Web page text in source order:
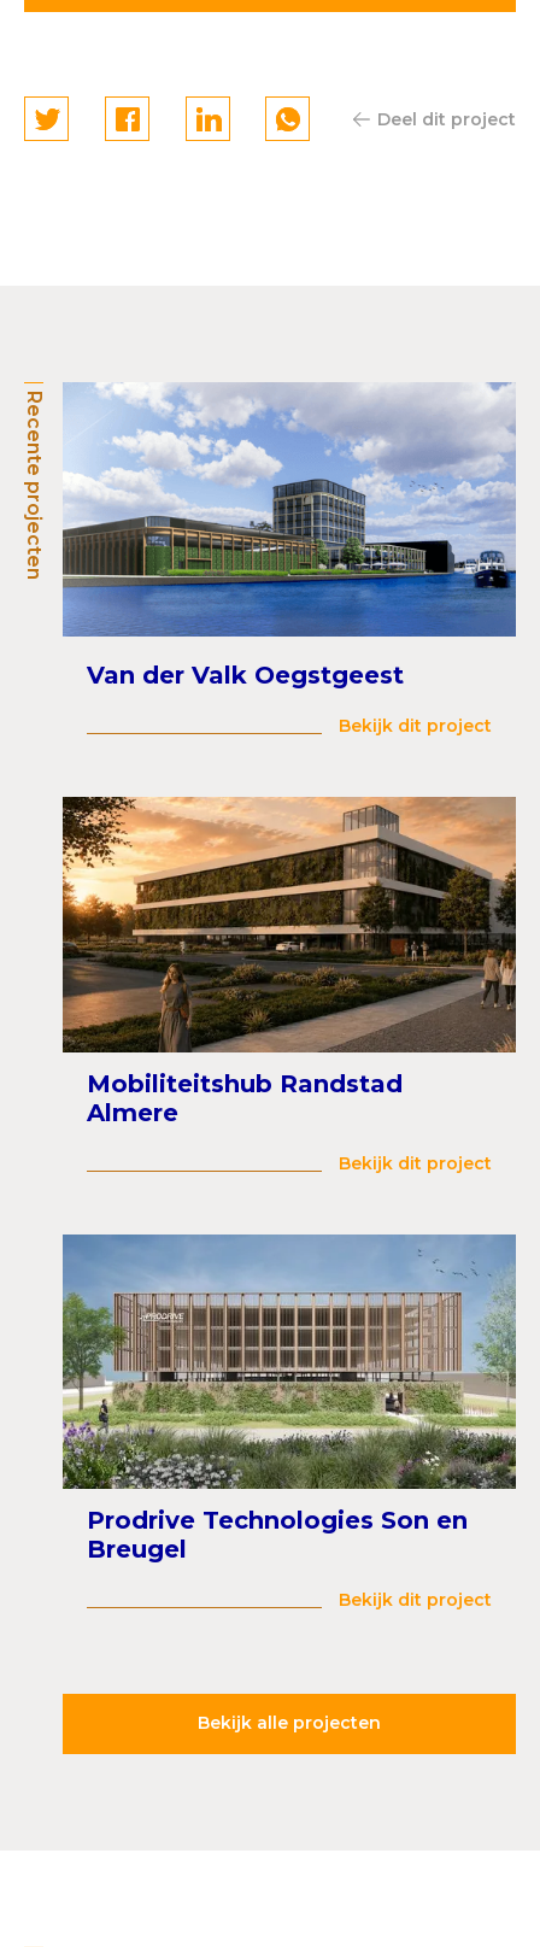
Deel dit project
Recente projecten
Van der Valk Oegstgeest
Bekijk dit project
Mobiliteitshub Randstad
Almere
Bekijk dit project
Prodrive Technologies Son en
Breugel
Bekijk dit project
Bekijk alle projecten